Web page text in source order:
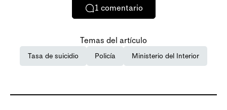
1 comentario
Temas del artículo
Tasa de suicidio Policía Ministerio del Interior